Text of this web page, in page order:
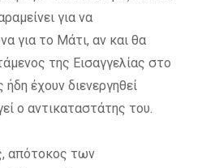
για να
για το Μάτι, αν και θα
της Εισαγγελίας στο
έχουν διενεργηθεί
ο αντικαταστάτης του.
απότοκος των